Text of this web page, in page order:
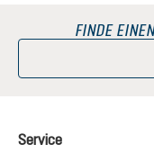
FINDE
Service